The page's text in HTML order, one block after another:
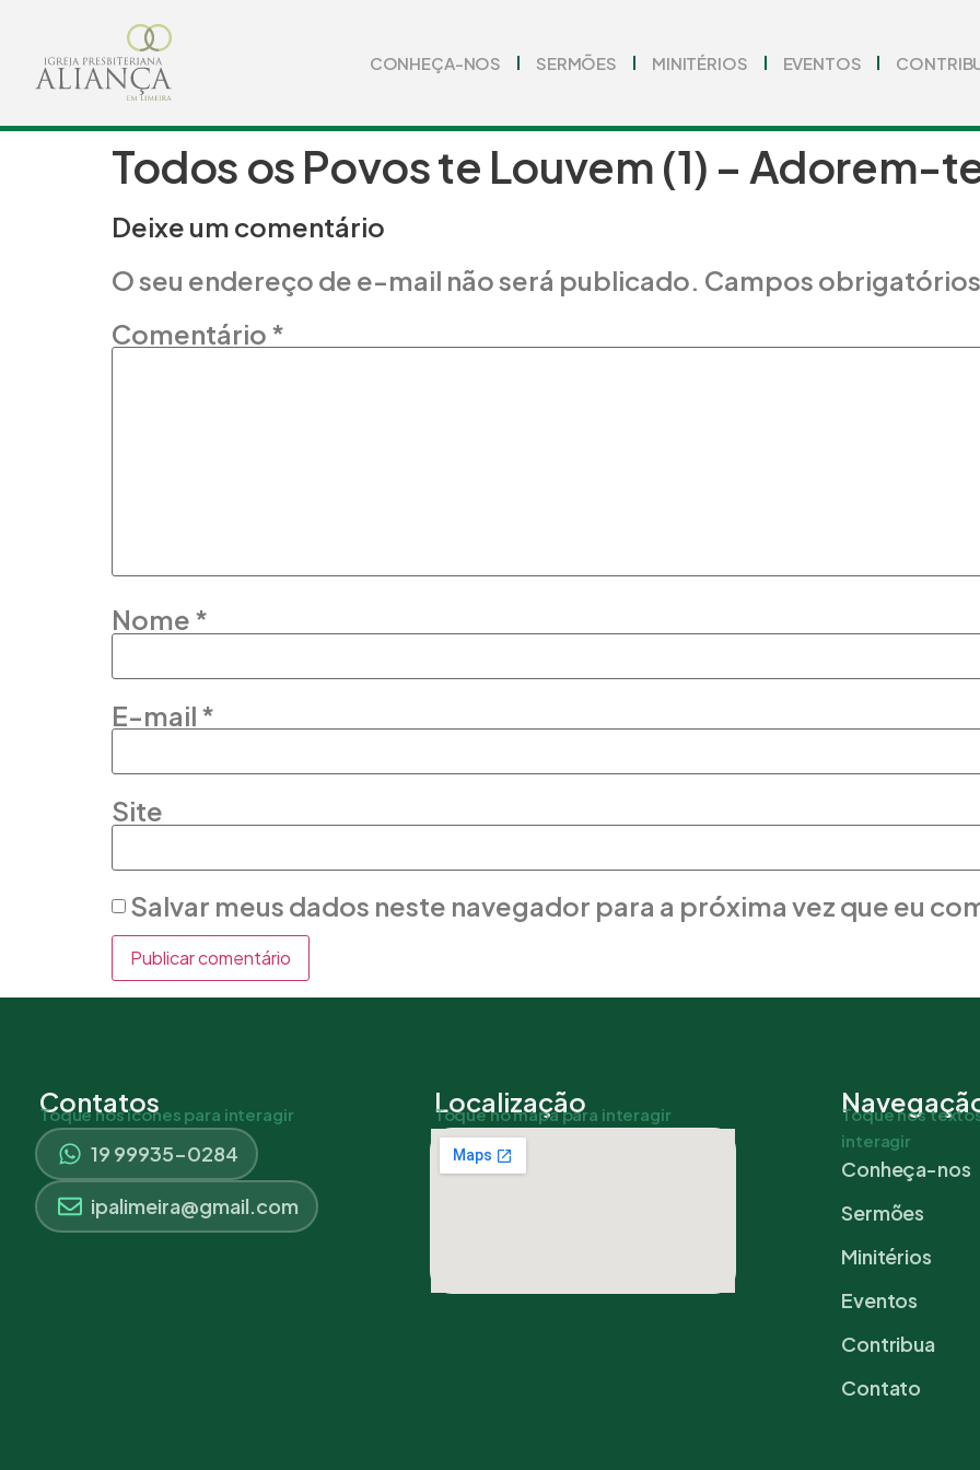
CONHEÇA-NOS SERMÕES MINITÉRIOS EVENTOS
Todos os Povos te Louvem (1) – Adorem-
Deixe um comentário
O seu endereço de e-mail não será publicado. Campos
Comentário *
Nome *
E-mail *
Site
Salvar meus dados neste navegador para a próxima vez que eu
Contatos
Toque nos ícones para interagir
19 99935-0284
ipalimeira@gmail.com
Localização
Toque no mapa para interagir
Toque nos
interagir
Conheça-nos
Sermões
Minitérios
Eventos
Contribua
Contato